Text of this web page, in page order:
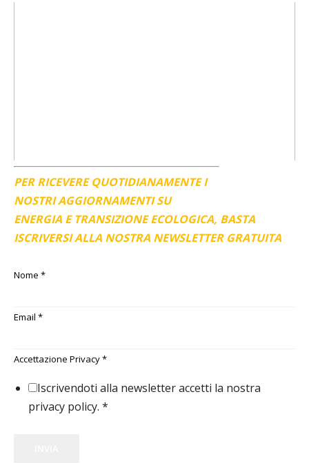
PER RICEVERE QUOTIDIANAMENTE I
NOSTRI AGGIORNAMENTI SU
ENERGIA E TRANSIZIONE ECOLOGICA, BASTA
ISCRIVERSI ALLA NOSTRA NEWSLETTER GRATUITA
Nome *
Email *
Accettazione Privacy*
Iscrivendoti alla newsletter accetti la nostra
privacy policy. *